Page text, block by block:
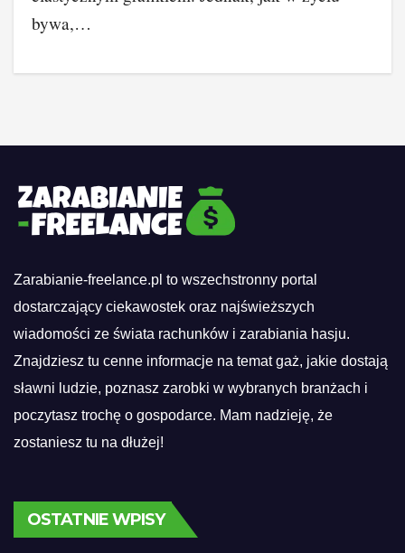
bywa,…
Zarabianie-freelance.pl to wszechstronny portal
dostarczający ciekawostek oraz najświeższych
wiadomości ze świata rachunków i zarabiania hasju.
Znajdziesz tu cenne informacje na temat gaż, jakie dostają
sławni ludzie, poznasz zarobki w wybranych branżach i
poczytasz trochę o gospodarce. Mam nadzieję, że
zostaniesz tu na dłużej!
OSTATNIE WPISY